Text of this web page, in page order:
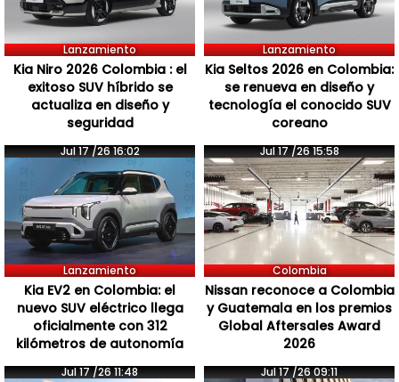
Lanzamiento
Kia Niro 2026 Colombia : el
exitoso SUV híbrido se
actualiza en diseño y
seguridad
Lanzamiento
Kia Seltos 2026 en Colombia:
se renueva en diseño y
tecnología el conocido SUV
coreano
Jul 17 /26 16:02
Lanzamiento
Kia EV2 en Colombia: el
nuevo SUV eléctrico llega
oficialmente con 312
kilómetros de autonomía
Jul 17 /26 15:58
Colombia
Nissan reconoce a Colombia
y Guatemala en los premios
Global Aftersales Award
2026
Jul 17 /26 11:48 Jul 17 /26 09:11